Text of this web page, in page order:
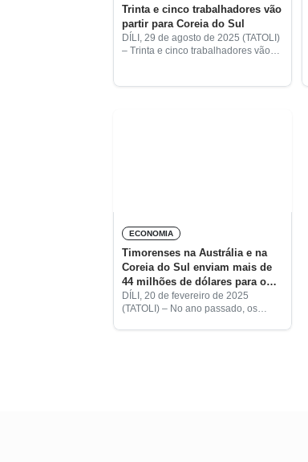
Trinta e cinco trabalhadores vão
partir para Coreia do Sul
DÍLI, 29 de agosto de 2025 (TATOLI)
– Trinta e cinco trabalhadores vão
cooperação estabelecida entre os
ECONOMIA
Timorenses na Austrália e na
Coreia do Sul enviam mais de
44 milhões de dólares para o
país
DÍLI, 20 de fevereiro de 2025
(TATOLI) – No ano passado, os